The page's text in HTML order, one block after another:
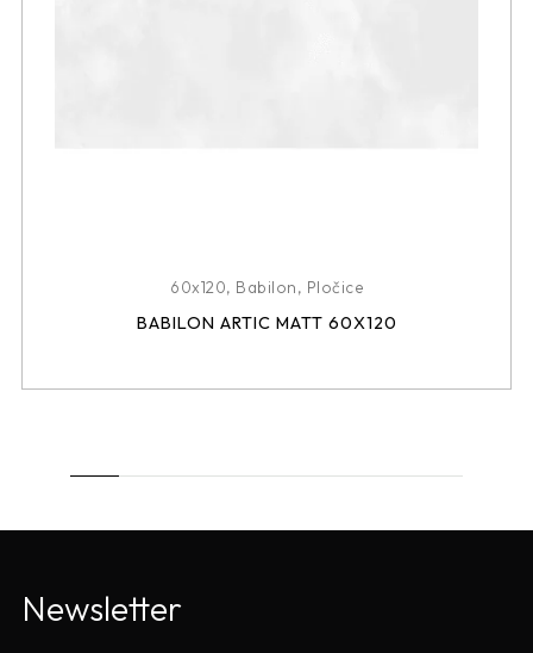
60x120, Babilon, Pločice
BABILON ARTIC MATT 60X120
Newsletter